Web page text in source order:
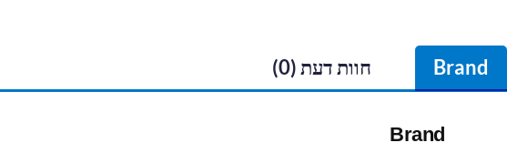
Brand חוות דעת (0)
Brand